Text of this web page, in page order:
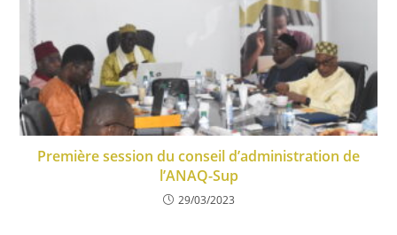
Première session du conseil d’administration de
l’ANAQ-Sup
29/03/2023